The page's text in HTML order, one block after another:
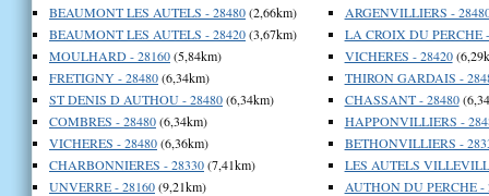
BEAUMONT LES AUTELS - 28480(2,66km)
BEAUMONT LES AUTELS - 28420(3,67km)
MOULHARD - 28160(5,84km)
FRETIGNY - 28480(6,34km)
ST DENIS D AUTHOU - 28480(6,34km)
COMBRES - 28480(6,34km)
VICHERES - 28480(6,36km)
CHARBONNIERES - 28330(7,41km)
UNVERRE - 28160(9,21km)
ARGENVILLIERS -
LA CROIX DU PERCHE
VICHERES - 28420
THIRON GARDAIS -
CHASSANT - 28480
HAPPONVILLIERS -
BETHONVILLIERS -
LES AUTELS
AUTHON DU PERCHE -